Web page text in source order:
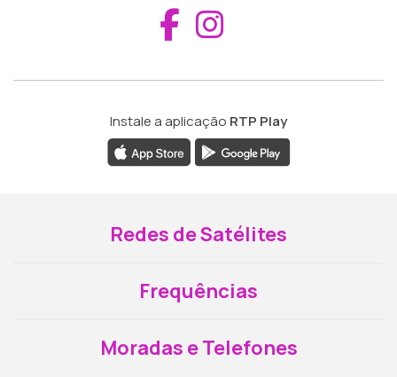
Aceder ao
Instale a aplicação RTP Play
Redes de Satélites
Frequências
Moradas e Telefones